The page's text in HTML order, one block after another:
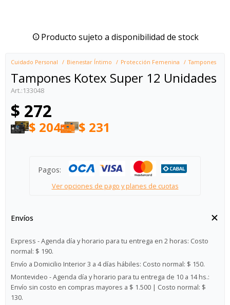
Producto sujeto a disponibilidad de stock
Cuidado Personal Bienestar Íntimo Protección Femenina Tampones
Tampones Kotex Super 12 Unidades
133048
$ 272
$ 204 $ 231
Pagos:
Ver opciones de pago y planes de cuotas
Envíos
Express - Agenda día y horario para tu entrega en 2 horas: Costo
normal: $ 190.
Envío a Domicilio Interior 3 a 4 días hábiles: Costo normal: $ 150.
Montevideo - Agenda día y horario para tu entrega de 10 a 14 hs.:
Envío sin costo en compras mayores a $ 1.500 | Costo normal: $
130.